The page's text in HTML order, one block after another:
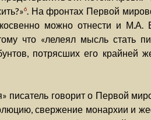
6. На фронтах Первой
можно отнести и М.А.
что «лелеял мысль стать
потрясших его крайней
писатель говорит о Первой
свержение монархии и